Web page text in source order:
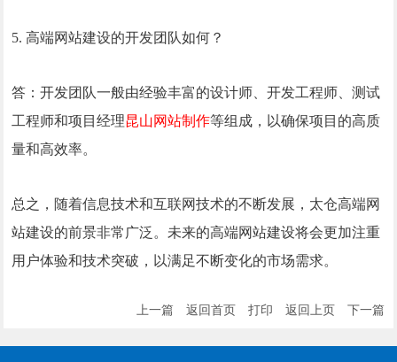
5. 高端网站建设的开发团队如何？
答：开发团队一般由经验丰富的设计师、开发工程师、测试
工程师和项目经理昆山网站制作等组成，以确保项目的高质
量和高效率。
总之，随着信息技术和互联网技术的不断发展， 太仓高端网
站建设的前景非常广泛。未来的高端网站建设将会更加注重
用户体验和技术突破，以满足不断变化的市场需求。
上一篇 返回首页 打印 返回上页 下一篇